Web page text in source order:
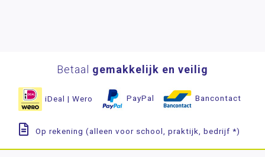
Betaal gemakkelijk en veilig
iDeal | Wero PayPal Bancontact
Op rekening (alleen voor school, praktijk, bedrijf *)